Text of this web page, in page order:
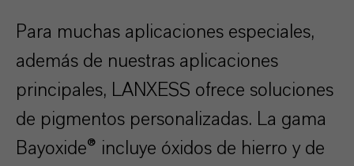
Para muchas aplicaciones especiales,
además de nuestras aplicaciones
principales, LANXESS ofrece soluciones
de pigmentos personalizadas. La gama
Bayoxide® incluye óxidos de hierro y de